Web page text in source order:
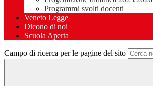
Programmi svolti docenti
Veneto Legge
Dicono di noi
Scuola Aperta
Campo di ricerca per le pagine del sito